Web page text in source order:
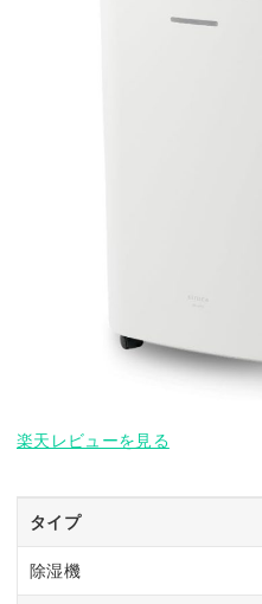
楽天レビューを見る
タイプ
除湿機